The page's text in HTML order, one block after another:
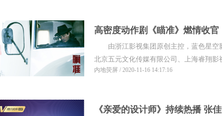
高密度动作剧《瞄准》燃情收
由浙江影视集团原创主控，蓝色星空
北京五元文化传媒有限公司、上海睿翔影
内地荧屏 / 2020-11-16 14:17:16
《亲爱的设计师》持续热播 张